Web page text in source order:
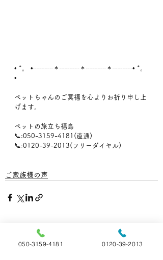
• *。 •┈┈┈＊┈┈┈＊┈┈┈＊┈┈┈• *。
•
ペットちゃんのご冥福を心よりお祈り申し上
げます。
ペットの旅立ち福島
📞:050-3159-4181(直通)
📞:0120-39-2013(フリーダイヤル)
ご家族様の声
最新記事 すべて表示
050-3159-4181 0120-39-2013